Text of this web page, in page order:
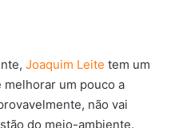
Joaquim Leite tem um
melhorar um pouco a
não vai
do meio-ambiente.